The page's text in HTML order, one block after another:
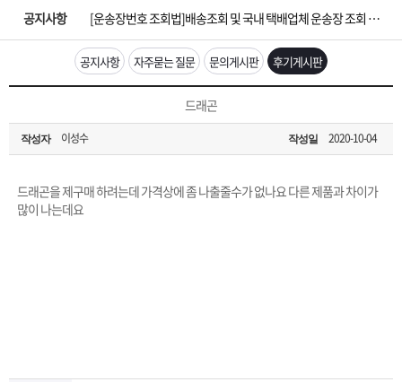
맨
품
은
노
하
객
센
마
이
주
공지사항 [운송장번호 조회법]배송조회 및 국내 택배업체 운송장 조회 하는법
[ios앱 오픈]아이폰 고객 앱설치 가능합니다.
[무인택배함 이용 안내] 집 밖에 주소로 택배 받기
입금확인이 안되는 상황을 대비해 꼭 입금후 고객센터 연락바랍니다.
[2026구정 연휴]설 연휴 배송 및 휴무 안내
공지사항 자주묻는 질문 문의게시판 후기게시판
드래곤
작성자 이성수 작성일 2020-10-04
드래곤을 제구매 하려는데 가격상에 좀 나출줄수가 없나요 다른 제품과 차이가
많이 나는데요